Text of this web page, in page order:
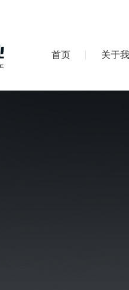
首页 关于